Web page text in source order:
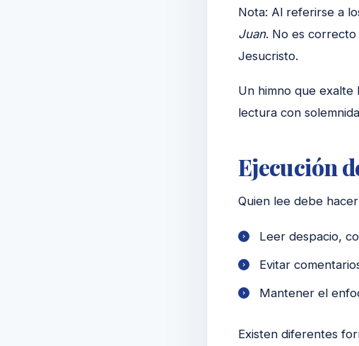
Nota: Al referirse a
Juan. No es correcto
Jesucristo.
Un himno que
lectura con
Ejecución
Quien lee debe
Leer despacio,
Evitar
Mantener el
Existen diferentes